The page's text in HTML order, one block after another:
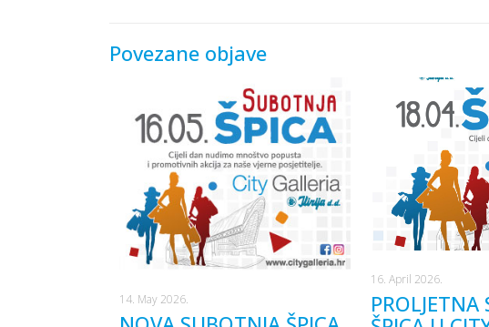
Povezane objave
14. May 2026.
16. April 2026.
PROLJETNA